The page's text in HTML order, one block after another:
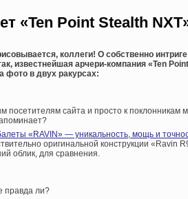
«Ten Point Stealth
коллеги! О собственно
известнейшая арчери-компания «Ten
фото в двух ракурсах:
посетителям сайта и просто к поклонникам
«RAVIN» — уникальность, мощь и
оригинальной конструкции «Ravin
облик, для сравнения.
правда ли?